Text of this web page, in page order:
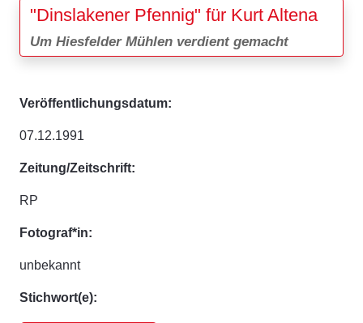
"Dinslakener Pfennig" für Kurt Altena
Um Hiesfelder Mühlen verdient gemacht
Veröffentlichungsdatum:
07.12.1991
Zeitung/Zeitschrift:
RP
Fotograf*in:
unbekannt
Stichwort(e):